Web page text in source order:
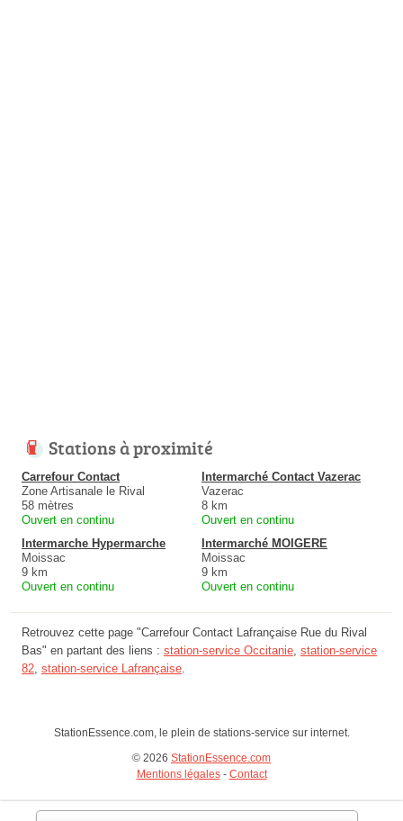
Stations à proximité
Carrefour Contact
Zone Artisanale le Rival
58 mètres
Ouvert en continu
Intermarché Contact Vazerac
Vazerac
8 km
Ouvert en continu
Intermarche Hypermarche
Moissac
9 km
Ouvert en continu
Intermarché MOIGERE
Moissac
9 km
Ouvert en continu
Retrouvez cette page "Carrefour Contact Lafrançaise Rue du Rival
Bas" en partant des liens : station-service Occitanie station-service
82 station-service Lafrançaise
StationEssence.com, le plein de stations-service sur internet.
© 2026 StationEssence.com
Mentions légales- Contact